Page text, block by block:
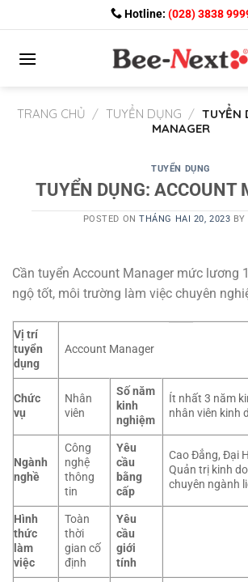
to
content
Hotline: (028) 3838
TRANG CHỦ / TUYỂN DỤNG / TUYỂN
MANAGER
TUYỂN DỤNG
TUYỂN DỤNG: ACCOUNT
POSTED ONTHÁNG HAI 20, 2023 BY
Cần tuyển Account Manager mức lương
ngộ tốt, môi trường làm việc chuyên
Vị trí
tuyển
dụng
Account Manager
Chức
vụ
Nhân
viên
Số năm
kinh
nghiệm
Ít nhất 3 năm
nhân viên kinh
Ngành
nghề
Công
nghệ
thông
tin
Yêu
cầu
bằng
cấp
Cao Đẳng, Đại
Quản trị kinh
chuyên ngành
Hình
thức
làm
việc
Toàn
thời
gian cố
định
Yêu
cầu
giới
tính